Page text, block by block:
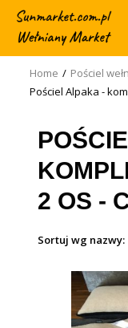
Home / Pościel
Pościel Alpaka -
2 OS -
Sortuj wg nazwy: